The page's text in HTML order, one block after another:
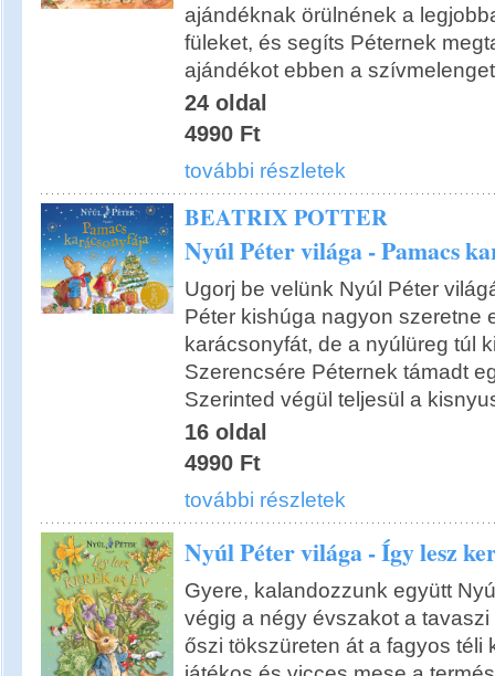
ajándéknak örülnének a
füleket, és segíts Péternek
ajándékot ebben a
24 oldal
4990 Ft
további részletek
BEATRIX POTTER
Nyúl Péter világa - Pamacs
Ugorj be velünk Nyúl Péter
Péter kishúga nagyon szeretne
karácsonyfát, de a nyúlüreg túl
Szerencsére Péternek támadt
Szerinted végül teljesül a
16 oldal
4990 Ft
további részletek
Nyúl Péter világa - Így lesz
Gyere, kalandozzunk együtt
végig a négy évszakot a
őszi tökszüreten át a fagyos téli